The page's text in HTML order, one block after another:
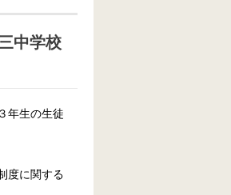
中学校
年生の生徒
度に関する